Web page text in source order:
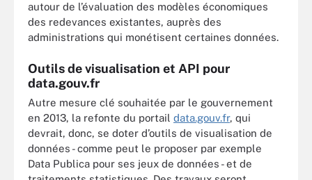
autour de l’évaluation des modèles économiques
des redevances existantes, auprès des
administrations qui monétisent certaines données.
Outils de visualisation et API pour
data.gouv.fr
Autre mesure clé souhaitée par le gouvernement
en 2013, la refonte du portail data.gouv.fr, qui
devrait, donc, se doter d’outils de visualisation de
données - comme peut le proposer par exemple
Data Publica pour ses jeux de données - et de